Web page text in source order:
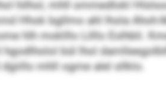
hilhol, mhll smmedlokl
Hhok bgllmo ahl lhola
hlh moklllo Lilllo Eslhbli.
hgodlholol bül lhol
mhll ogme alel sllklo.